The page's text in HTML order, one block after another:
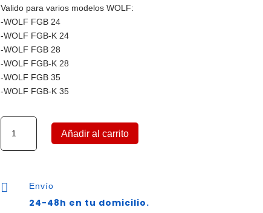
Valido para varios modelos WOLF:
-WOLF FGB 24
-WOLF FGB-K 24
-WOLF FGB 28
-WOLF FGB-K 28
-WOLF FGB 35
-WOLF FGB-K 35
Placa
electrónica
de
FGB,
2747594
Añadir al carrito
 Envío
24-48h en tu domicilio.